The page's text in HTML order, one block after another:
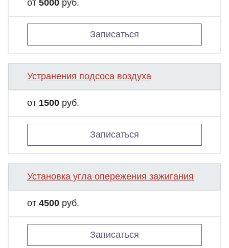
от 5000 руб.
Записаться
Устранения подсоса воздуха
от 1500 руб.
Записаться
Установка угла опережения зажигания
от 4500 руб.
Записаться